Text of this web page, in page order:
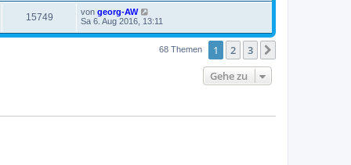
15749 von georg-AW
Sa 6. Aug 2016, 13:11
68 Themen 1 2 3
Gehe zu